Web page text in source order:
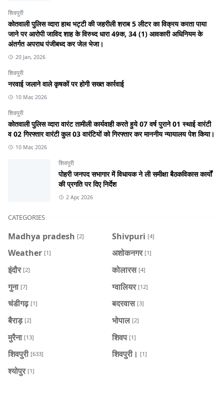
शिवपुरी
कोतवाली पुलिस व्दारा हाथ भट्टी की जहरीली शराब 5 लीटर का विक्रय करता पाया
जाने पर आरोपी जाविद शाह के विरुध्द धारा 49क, 34 (1) आवकारी अधिनियम के
अंतर्गत अपराध पंजीबध्द कर जेल भेजा।
20 Jan, 2026
शिवपुरी
नरवाई जलाने वाले कृषकों पर होगी सख्त कार्रवाई
10 Mar, 2026
शिवपुरी
कोतवाली पुलिस व्दारा वारंट तामीली कार्यवाही करते हुये 07 वर्ष पुराने 01 स्थाई वारंटी
व 02 गिरफ्तार वारंटी कुल 03 वारंटियों को गिरफ्तार कर माननीय न्यायालय पेश किया।
10 Mar, 2026
शिवपुरी
पोहरी जनपद सभागार में विधायक ने ली समीक्षा बैठकविकास कार्यों
की प्रगति पर दिए निर्देश
2 Apr, 2026
CATEGORIES
Madhya pradesh [2] Shivpuri [4]
Weather [1] अशोकनगर [1]
इंदौर [2] कोलारस [4]
गुना [7] ग्वालियर [12]
चंडीगढ़ [1] बदरवास [3]
बैराड़ [2] भोपाल [2]
मुरैना [13] शिवप [1]
शिवपुरी [633] शिवपुरी। [1]
श्योपुर [1]